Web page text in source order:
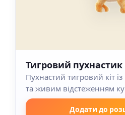
Тигровий пухнастик
Пухнастий тигровий кіт
та живим відстеженням
Додати до